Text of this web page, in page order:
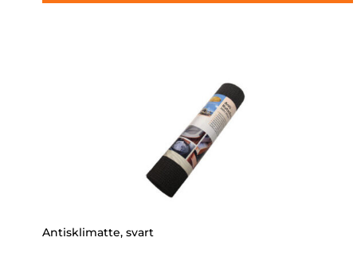
Antisklimatte, svart